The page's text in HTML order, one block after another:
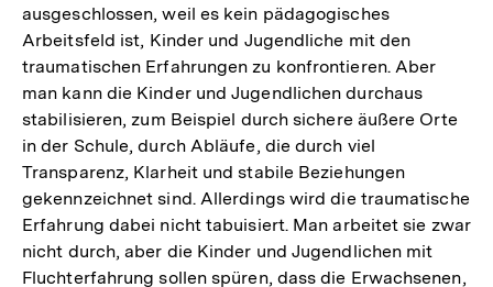
ausgeschlossen, weil es kein pädagogisches
Arbeitsfeld ist, Kinder und Jugendliche mit den
traumatischen Erfahrungen zu konfrontieren. Aber
man kann die Kinder und Jugendlichen durchaus
stabilisieren, zum Beispiel durch sichere äußere Orte
in der Schule, durch Abläufe, die durch viel
Transparenz, Klarheit und stabile Beziehungen
gekennzeichnet sind. Allerdings wird die traumatische
Erfahrung dabei nicht tabuisiert. Man arbeitet sie zwar
nicht durch, aber die Kinder und Jugendlichen mit
Fluchterfahrung sollen spüren, dass die Erwachsenen,